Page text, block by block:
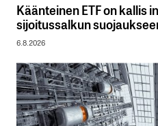
Käänteinen ETF on kallis
sijoitussalkun
6.8.2026